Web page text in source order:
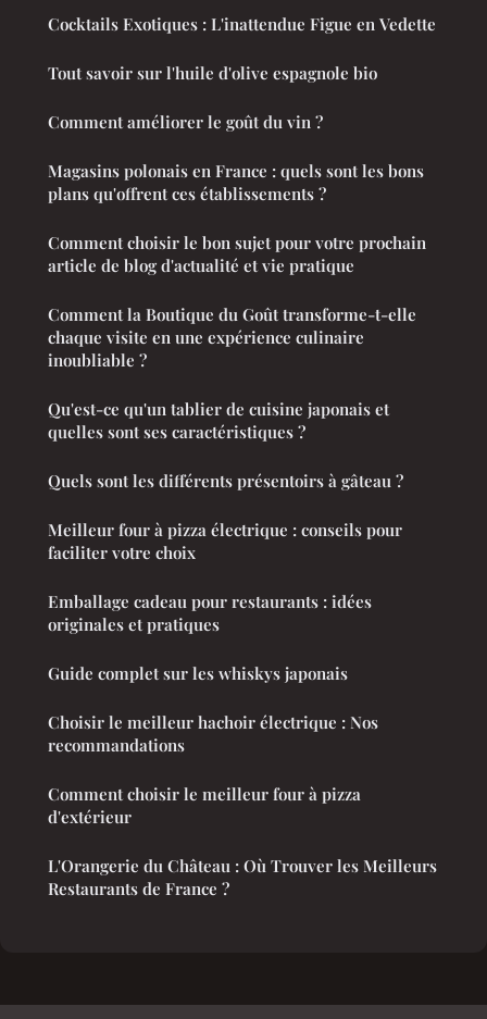
Cocktails Exotiques : L'inattendue Figue en Vedette
Tout savoir sur l'huile d'olive espagnole bio
Comment améliorer le goût du vin ?
Magasins polonais en France : quels sont les bons
plans qu'offrent ces établissements ?
Comment choisir le bon sujet pour votre prochain
article de blog d'actualité et vie pratique
Comment la Boutique du Goût transforme-t-elle
chaque visite en une expérience culinaire
inoubliable ?
Qu'est-ce qu'un tablier de cuisine japonais et
quelles sont ses caractéristiques ?
Quels sont les différents présentoirs à gâteau ?
Meilleur four à pizza électrique : conseils pour
faciliter votre choix
Emballage cadeau pour restaurants : idées
originales et pratiques
Guide complet sur les whiskys japonais
Choisir le meilleur hachoir électrique : Nos
recommandations
Comment choisir le meilleur four à pizza
d'extérieur
L'Orangerie du Château : Où Trouver les Meilleurs
Restaurants de France ?